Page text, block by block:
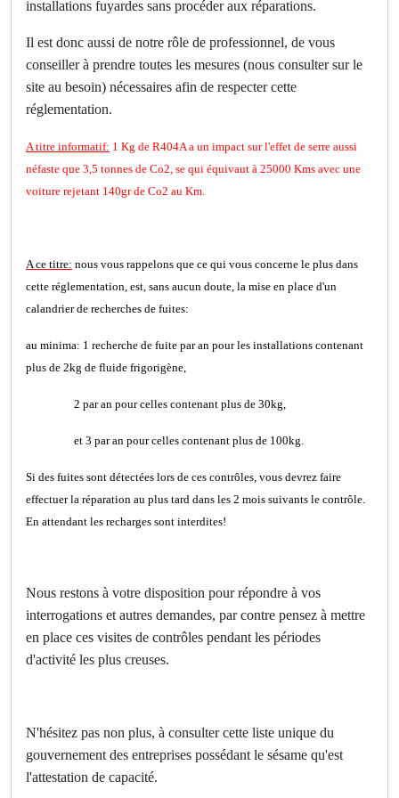
installations fuyardes sans procéder aux réparations.
Il est donc aussi de notre rôle de professionnel, de vous
conseiller à prendre toutes les mesures (nous consulter sur le
site au besoin) nécessaires afin de respecter cette
réglementation.
A titre informatif: 1 Kg de R404A a un impact sur l'effet de serre aussi
néfaste que 3,5 tonnes de Co2, se qui équivaut à 25000 Kms avec une
voiture rejetant 140gr de Co2 au Km.
A ce titre: nous vous rappelons que ce qui vous concerne le plus dans
cette réglementation, est, sans aucun doute, la mise en place d'un
calandrier de recherches de fuites:
au minima: 1 recherche de fuite par an pour les installations contenant
plus de 2kg de fluide frigorigène,
2 par an pour celles contenant plus de 30kg,
et 3 par an pour celles contenant plus de 100kg.
Si des fuites sont détectées lors de ces contrôles, vous devrez faire
effectuer la réparation au plus tard dans les 2 mois suivants le contrôle.
En attendant les recharges sont interdites!
Nous restons à votre disposition pour répondre à vos
interrogations et autres demandes, par contre pensez à mettre
en place ces visites de contrôles pendant les périodes
d'activité les plus creuses.
N'hésitez pas non plus, à consulter cette liste unique du
gouvernement des entreprises possédant le sésame qu'est
l'attestation de capacité.